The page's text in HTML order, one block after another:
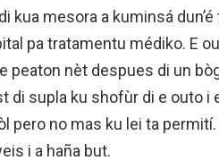
kua mesora a kuminsá
pa tratamentu médiko. E
peaton nèt despues di un
di supla ku shofùr di e outo
pero no mas ku lei ta
i a haña but.